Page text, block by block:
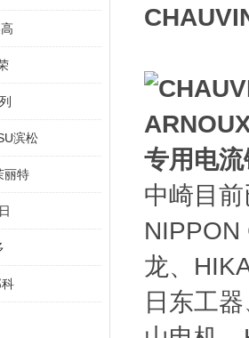
滨松
丽特
中崎目
NIPPON
龙、
日东工